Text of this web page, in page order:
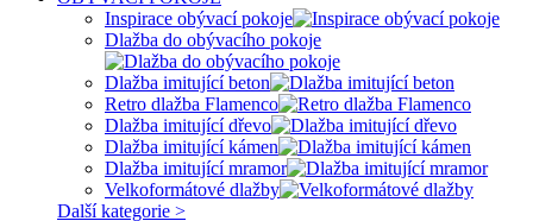
Inspirace obývací pokoje
Dlažba do obývacího pokoje
Dlažba imitující beton
Retro dlažba Flamenco
Dlažba imitující dřevo
Dlažba imitující kámen
Dlažba imitující mramor
Velkoformátové dlažby
Další kategorie >